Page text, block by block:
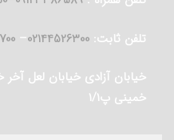
تلفن ثابت: 02144526300
–
خیابان آزادی خیابان لعل
خمینی پ۱/۱